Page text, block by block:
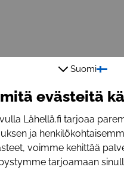
Suomi
evästeitä
Lähellä.fi tarjoaa
ja
voimme kehittää
tarjoamaan